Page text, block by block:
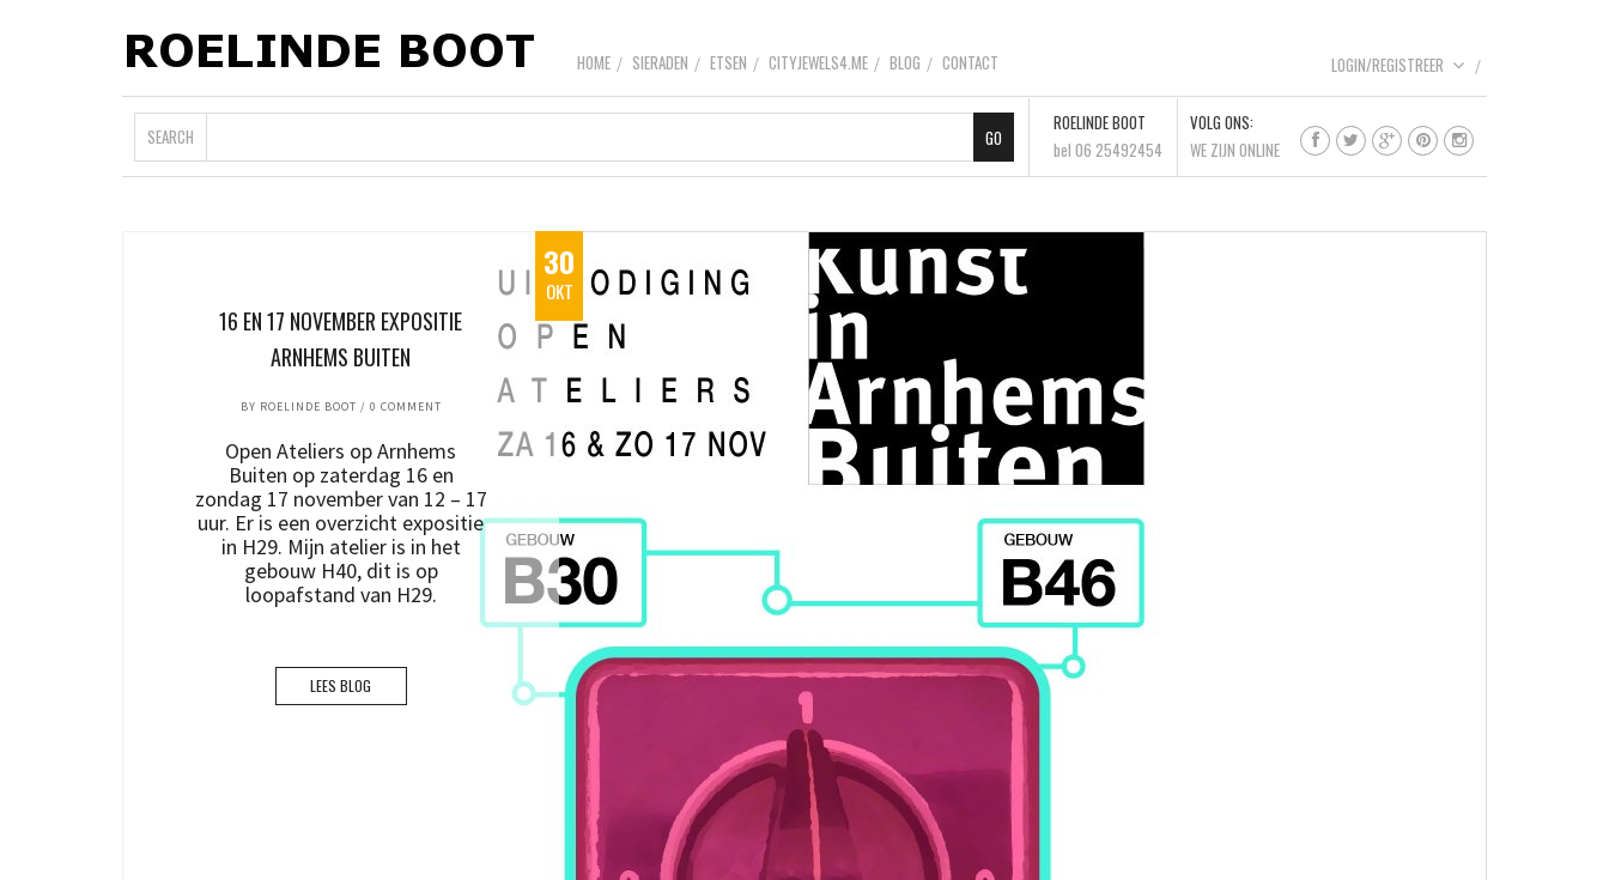
LOGIN/REGISTREER
HOME SIERADEN ETSEN CITYJEWELS4.ME BLOG CONTACT
ROELINDE BOOT
bel 06 25492454
VOLG ONS:
WE ZIJN ONLINE
SEARCH
30
OKT
16 EN 17 NOVEMBER EXPOSITIE
ARNHEMS BUITEN
BY ROELINDE BOOT / 0 COMMENT
Open Ateliers op Arnhems
Buiten op zaterdag 16 en
zondag 17 november van 12 – 17
uur. Er is een overzicht expositie
in H29. Mijn atelier is in het
gebouw H40, dit is op
loopafstand van H29.
LEES BLOG